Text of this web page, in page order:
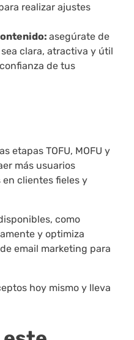
realizar ajustes
asegúrate de
clara, atractiva y útil
de tus
etapas TOFU, MOFU y
más usuarios
clientes fieles y
como
y optimiza
email marketing para
hoy mismo y lleva